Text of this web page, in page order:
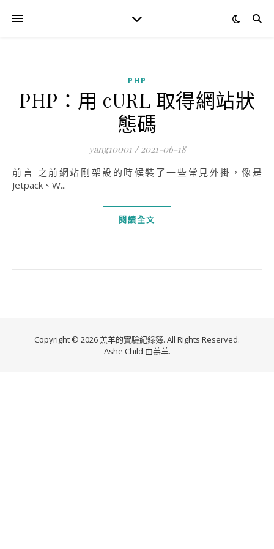
PHP
PHP：用 cURL 取得網站狀
態碼
yang10001 / 2021-06-18
前言 之前網站剛架設的時候裝了一些常見外掛，像是
Jetpack、W...
閱讀全文
Copyright © 2026 羔羊的實驗紀錄簿. All Rights Reserved.
Ashe Child 由羔羊.